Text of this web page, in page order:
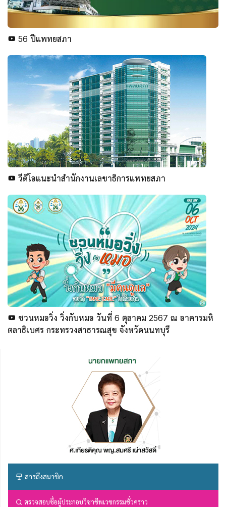
56 ปีแพทยสภา
วีดีโอแนะนำสำนักงานเลขาธิการแพทยสภา
ชวนหมอวิ่ง วิ่งกับหมอ วันที่ 6 ตุลาคม 2567 ณ อาคารมหิ
ตลาธิเบศร กระทรวงสาธารณสุข จังหวัดนนทบุรี
สารถึงสมาชิก
ตรวจสอบชื่อผู้ประกอบวิชาชีพเวชกรรมชั่วคราว